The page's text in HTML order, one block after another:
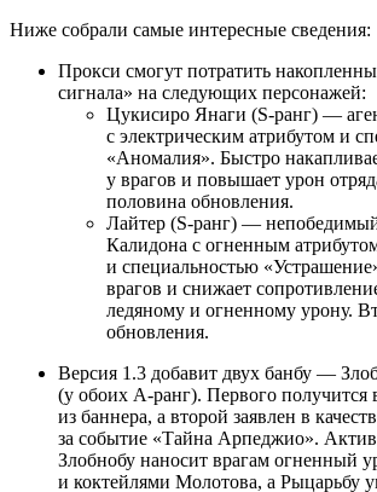
Ниже собрали самые интересные сведения:
Прокси смогут потратить
сигнала» на следующих персонажей:
Цукисиро Янаги (S-ранг) —
с электрическим атрибутом и
«Аномалия». Быстро
у врагов и повышает урон
половина обновления.
Лайтер (S-ранг) —
Калидона с огненным
и специальностью
врагов и снижает
ледяному и огненному урону.
обновления.
Версия 1.3 добавит двух банбу —
(у обоих А-ранг). Первого получится
из баннера, а второй заявлен в
за событие «Тайна Арпеджио».
Злобнобу наносит врагам огненный
и коктейлями Молотова, а Рыцарьбу